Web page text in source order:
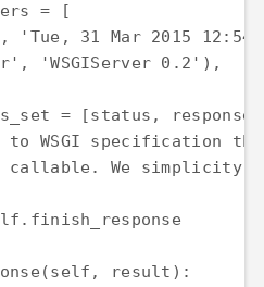
= [
'Tue, 31 Mar 2015
'WSGIServer 0.2'),
= [status,
to WSGI specification
callable. We
result):